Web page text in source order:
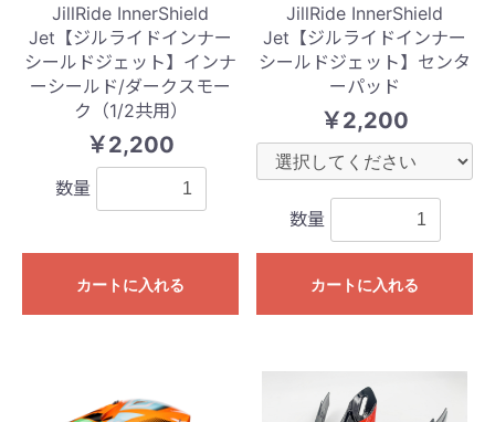
JillRide InnerShield
Jet【ジルライドインナー
シールドジェット】インナ
ーシールド/ダークスモー
ク（1/2共用）
￥2,200
数量
カートに入れる
JillRide InnerShield
Jet【ジルライドインナー
シールドジェット】センタ
ーパッド
￥2,200
数量
カートに入れる